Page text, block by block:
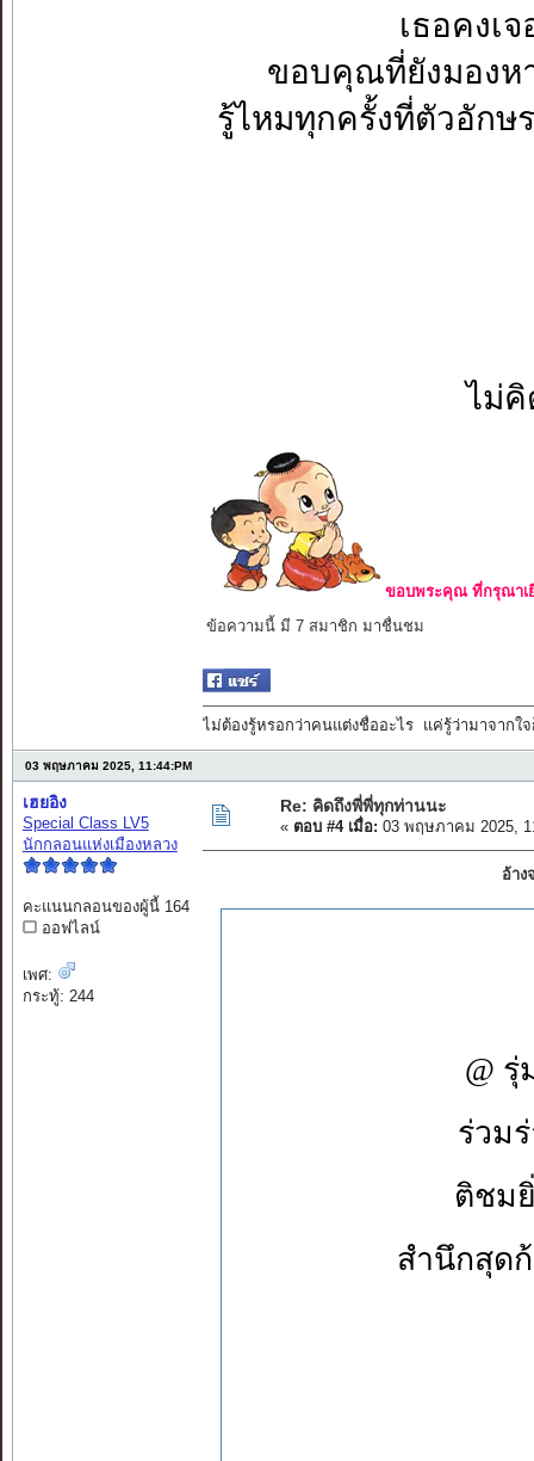
เธอคงเ
ขอบคุณที่ยังมองห
รู้ไหมทุกครั้งที่ตัวอักษ
ไม่คิ
ขอบพระคุณ ที่กรุณาเ
ข้อความนี้ มี 7 สมาชิก มาชื่นชม
ไม่ต้องรู้หรอกว่าคนแต่งชื่ออะไร แค่รู้ว่ามาจากใ
03 พฤษภาคม 2025, 11:44:PM
เฮยอิง
Special Class LV5
นักกลอนแห่งเมืองหลวง
คะแนนกลอนของผู้นี้ 164
ออฟไลน์
เพศ:
กระทู้: 244
Re: คิดถึงพี่พี่ทุกท่านนะ
« ตอบ #4 เมื่อ: 03 พฤษภาคม 2025,
อ้าง
@
ร่วม
ติชม
สำนึกสุด